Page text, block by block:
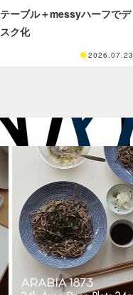
テーブル＋messyハーフでデ
スク化
2026.07.23